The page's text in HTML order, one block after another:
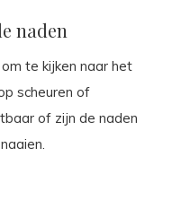
naden
te kijken naar het
scheuren of
of zijn de naden